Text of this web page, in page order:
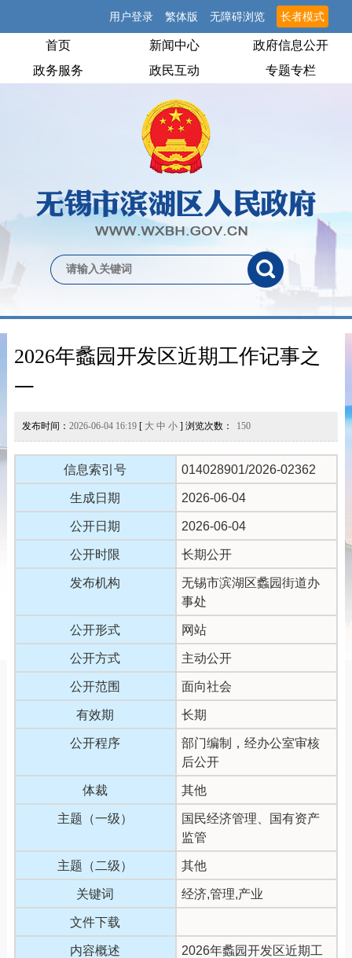
用户登录 繁体版 无障碍浏览 长者模式
首页 新闻中心
政府信息公开
政务服务
政民互动 专题专栏
2026年蠡园开发区近期工作记事之
一
发布时间： 2026-06-04 16:19[ 大 中 小] 浏览次数： 150
信息索引号 014028901/2026-02362
生成日期 2026-06-04
公开日期 2026-06-04
公开时限 长期公开
发布机构
无锡市滨湖区蠡园街道办
事处
公开形式 网站
公开方式 主动公开
公开范围 面向社会
有效期 长期
公开程序
部门编制，经办公室审核
后公开
体裁 其他
主题（一级）
国民经济管理、国有资产
监管
主题（二级） 其他
关键词 经济,管理,产业
文件下载
内容概述
2026年蠡园开发区近期工